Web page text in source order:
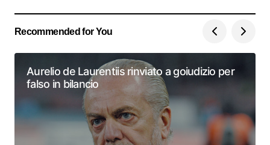
Recommended for You
Aurelio de Laurentiis rinviato a goiudizio per
falso in bilancio